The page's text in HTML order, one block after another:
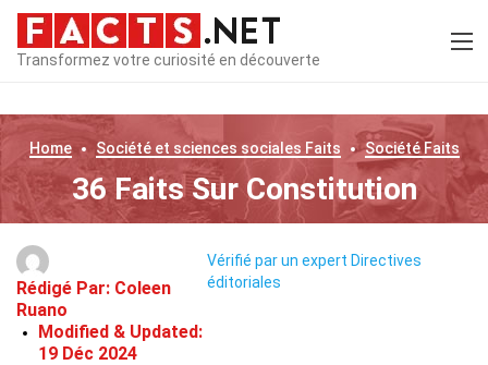
Transformez votre curiosité en découverte
Home Société et sciences sociales Faits SociétéFaits
36 Faits Sur Constitution
Rédigé Par: Coleen
Ruano
Modified & Updated:
19 Déc 2024
Vérifié par un expert Directives
éditoriales